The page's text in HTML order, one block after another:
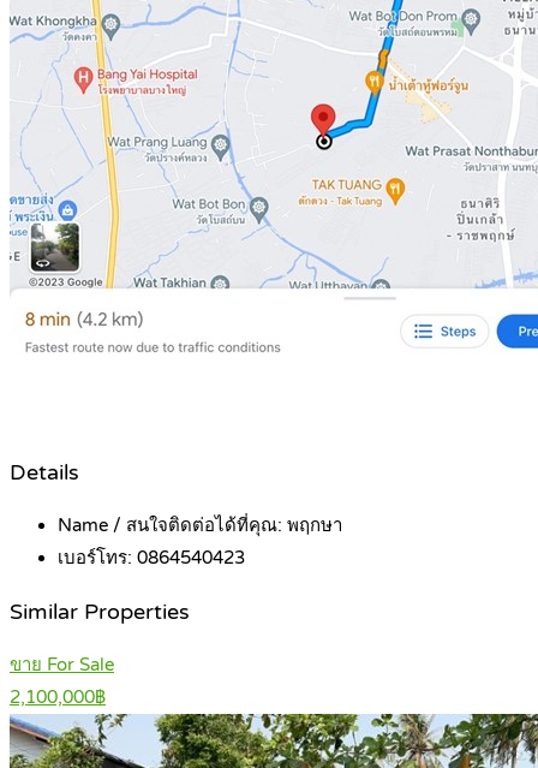
Details
Name / สนใจติดต่อได้ที่คุณ: พฤกษา
เบอร์โทร: 0864540423
Similar Properties
ขาย For Sale
2,100,000฿